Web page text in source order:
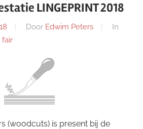
LINGEPRINT 2018
Door Edwim Peters
In
fair
(woodcuts) is present bij de